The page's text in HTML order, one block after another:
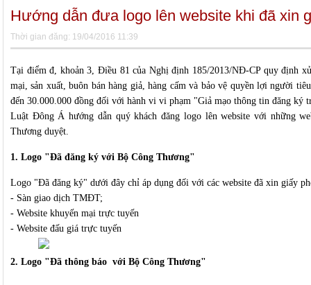
Hướng dẫn đưa logo lên website khi đã xin
Thời gian đăng: 19/04/2016 11:39
Tại điểm đ, khoản 3, Điều 81 của Nghị định 185/2013/NĐ-CP quy định
mại, sản xuất, buôn bán hàng giả, hàng cấm và bảo vệ quyền lợi người
đến 30.000.000 đồng đối với hành vi vi phạm "Giả mạo thông tin đăng ký
Luật Đông Á hướng dẫn quý khách đăng logo lên website với những
Thương duyệt.
1. Logo "Đã đăng ký với Bộ Công Thương"
Logo "Đã đăng ký" dưới đây chỉ áp dụng đối với các website đã xin giấy
- Sàn giao dịch TMĐT;
- Website khuyến mại trực tuyến
- Website đấu giá trực tuyến
2. Logo "Đã thông báo với Bộ Công Thương"